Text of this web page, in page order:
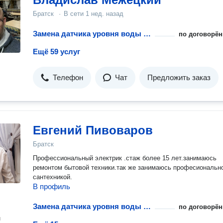
Братск · В сети 1 нед. назад
Замена датчика уровня воды посудомоечной машины по
Ещё 59 услуг
Телефон Чат Предложить заказ
Евгений Пивоваров
Братск
Профессиональный электрик .стаж более 15 лет.занимаюсь
ремонтом бытовой техники.так же занимаюсь
сантехникой.
В профиль
Замена датчика уровня воды посудомоечной машины по